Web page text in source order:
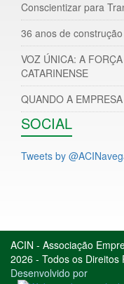
Conscientizar para
36 anos de
VOZ ÚNICA: A
CATARINENSE
QUANDO A
SOCIAL
Tweets by
ACIN - Associação
2026 - Todos os Direitos
Desenvolvido por